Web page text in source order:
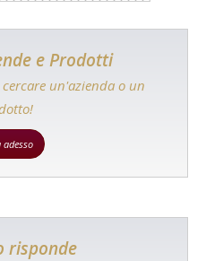
e Prodotti
un'azienda o un
adesso
risponde